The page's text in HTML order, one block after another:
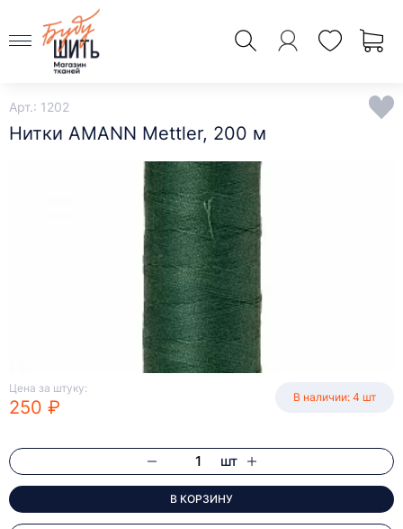
Арт.: 1202
Нитки AMANN Mettler, 200 м
Цена за штуку:
250 ₽ В наличии: 4 шт
шт
В КОРЗИНУ